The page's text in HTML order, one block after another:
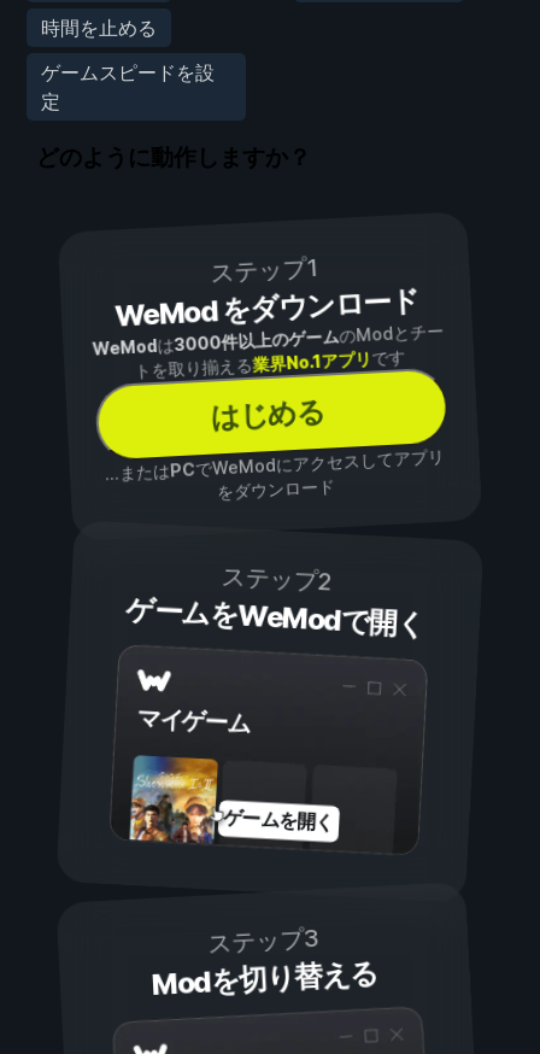
時間を止める
ゲームスピードを設
定
どのように動作しますか？
ステップ1
WeMod をダウンロード
WeModは3000件以上のゲームのModとチー
トを取り揃える業界No.1アプリです
はじめる
...またはPCでWeModにアクセスしてアプリ
をダウンロード
ステップ2
ゲームをWeModで開く
マイゲーム
ゲームを開く
ステップ3
Modを切り替える